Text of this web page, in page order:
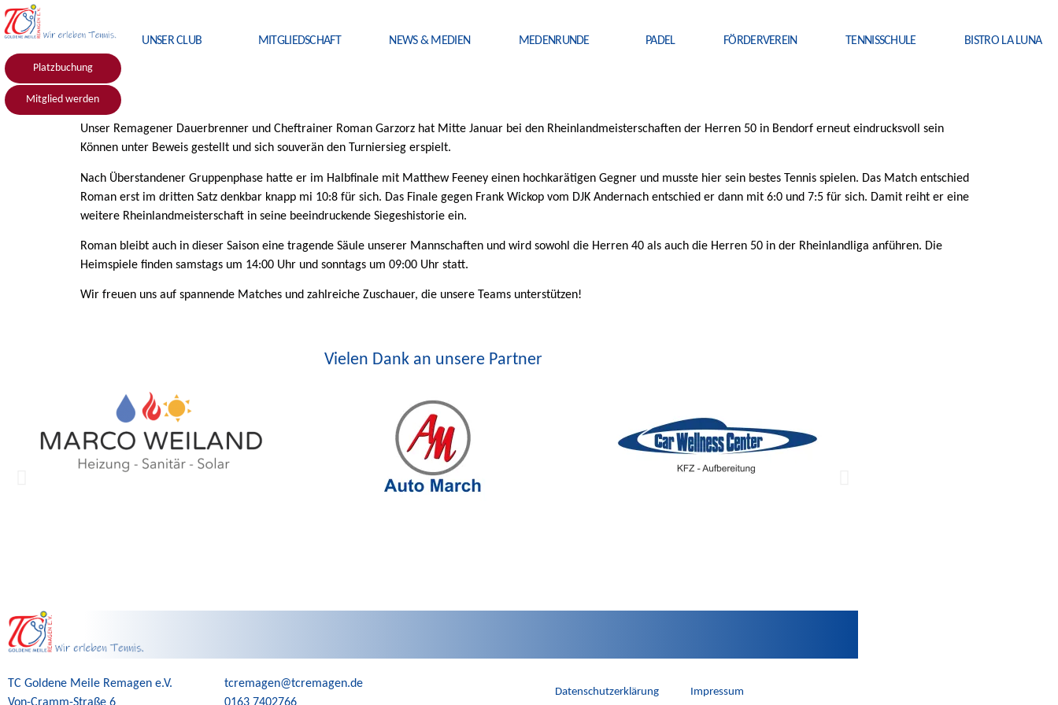
Platzbuchung
Mitglied werden
UNSER CLUB MITGLIEDSCHAFT NEWS & MEDIEN MEDENRUNDE PADEL FÖRDERVEREIN TENNISSCHULE BISTRO LA LUNA
Unser Remagener Dauerbrenner und Cheftrainer Roman Garzorz hat Mitte Januar bei den Rheinlandmeisterschaften der Herren 50 in Bendorf erneut eindrucksvoll sein
Können unter Beweis gestellt und sich souverän den Turniersieg erspielt.
Nach Überstandener Gruppenphase hatte er im Halbfinale mit Matthew Feeney einen hochkarätigen Gegner und musste hier sein bestes Tennis spielen. Das Match entschied
Roman erst im dritten Satz denkbar knapp mi 10:8 für sich. Das Finale gegen Frank Wickop vom DJK Andernach entschied er dann mit 6:0 und 7:5 für sich. Damit reiht er eine
weitere Rheinlandmeisterschaft in seine beeindruckende Siegeshistorie ein.
Roman bleibt auch in dieser Saison eine tragende Säule unserer Mannschaften und wird sowohl die Herren 40 als auch die Herren 50 in der Rheinlandliga anführen. Die
Heimspiele finden samstags um 14:00 Uhr und sonntags um 09:00 Uhr statt.
Wir freuen uns auf spannende Matches und zahlreiche Zuschauer, die unsere Teams unterstützen!
Vielen Dank an unsere Partner
TC Goldene Meile Remagen e.V.
tcremagen@tcremagen.de
Datenschutzerklärung Impressum